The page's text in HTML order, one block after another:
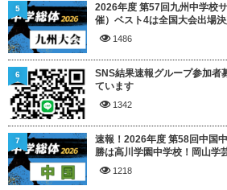
2026年度 第57回九州中学校
催）ベスト4は全国大会出場
1486
5
SNS結果速報グループ参加者
ています
1342
6
速報！2026年度 第58回中国
勝は高川学園中学校！岡山学
1218
7